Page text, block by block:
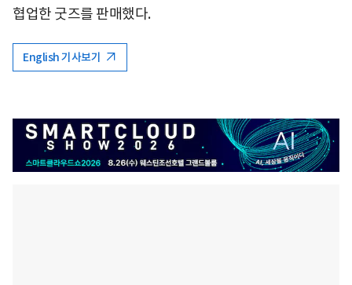
협업한 굿즈를 판매했다.
English 기사보기